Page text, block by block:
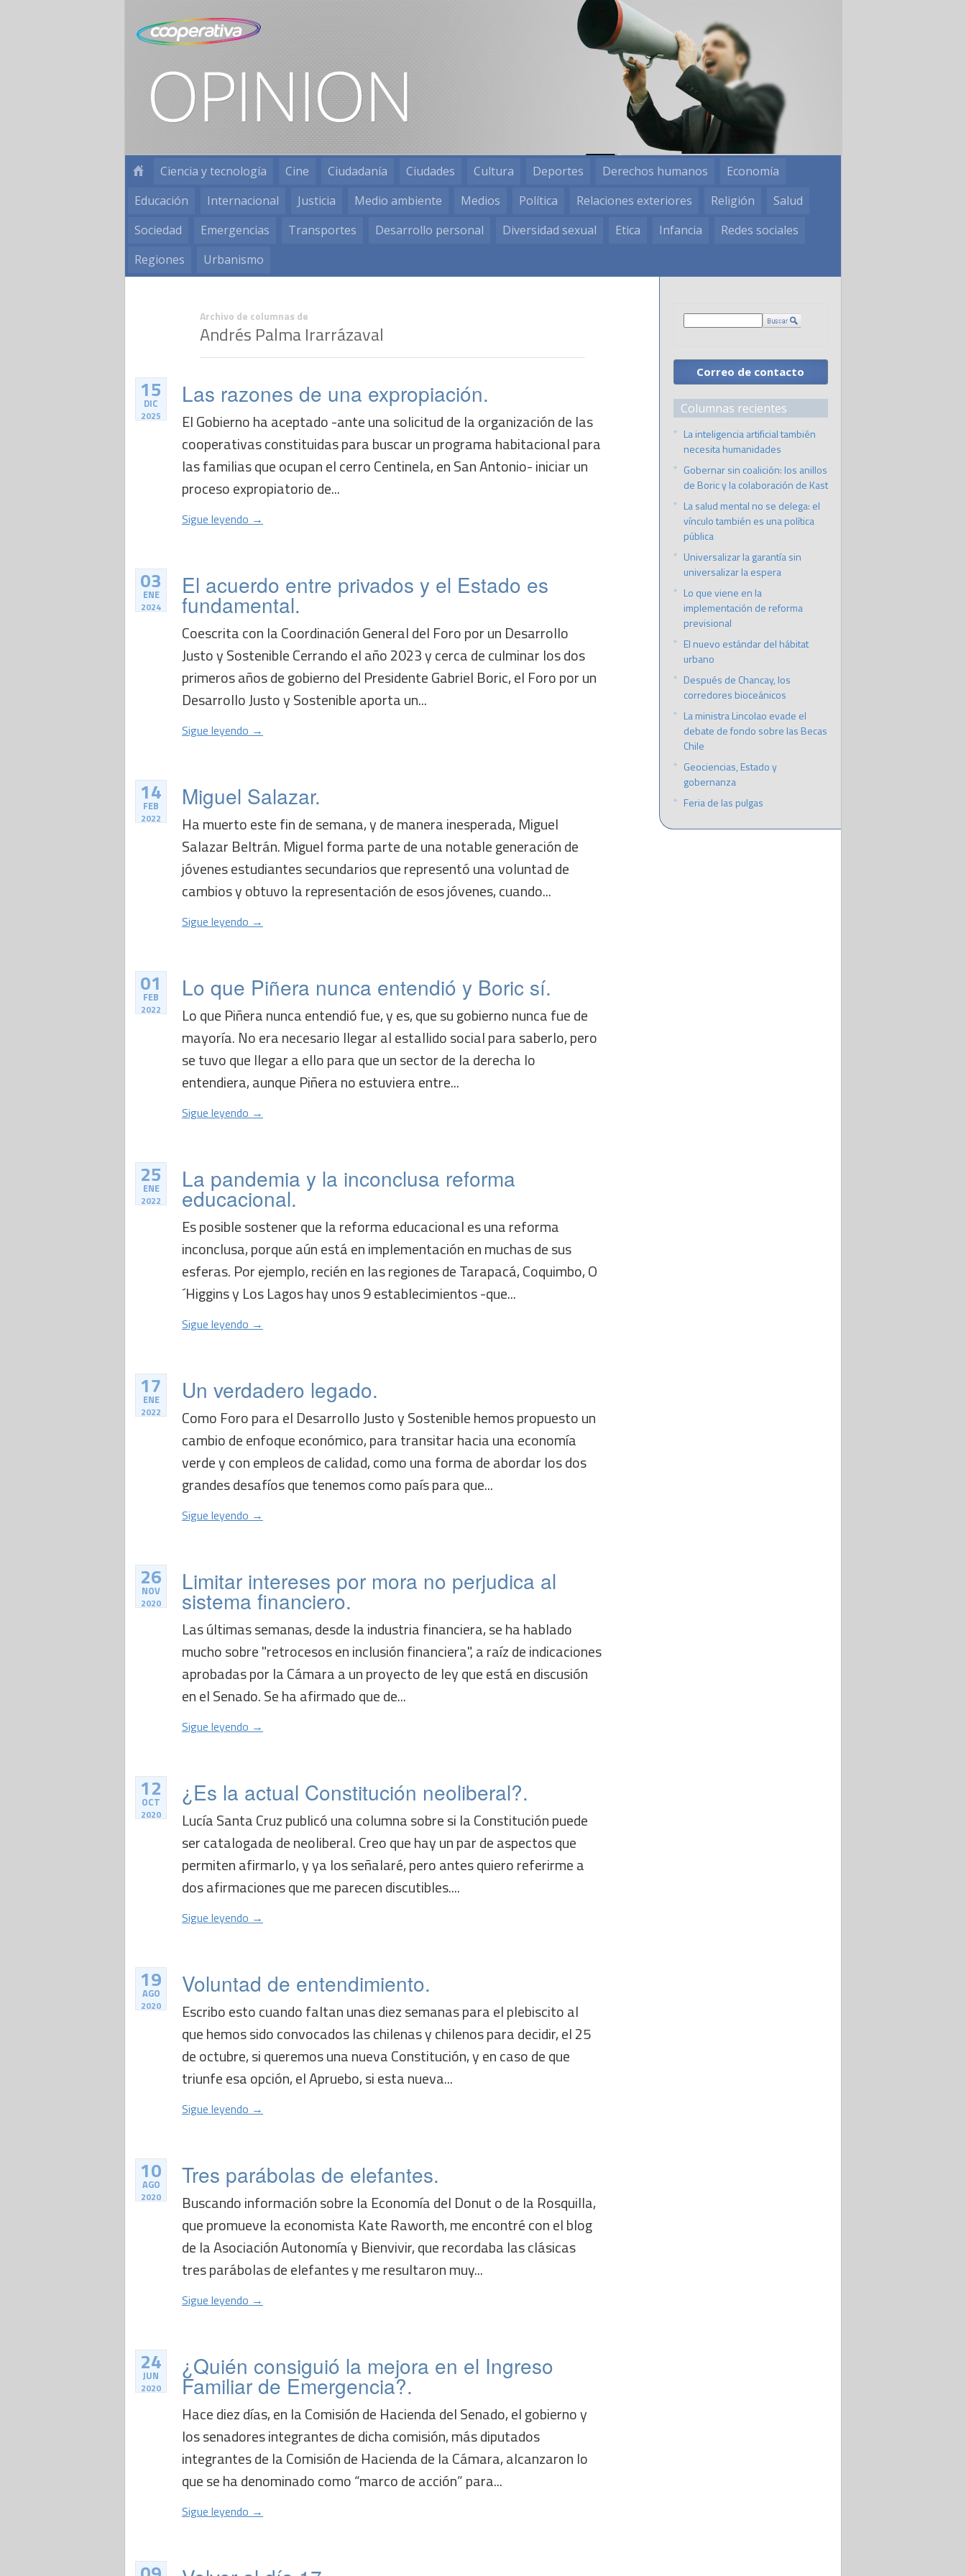
Ciencia y tecnología Cine Ciudadanía Ciudades Cultura Deportes Derechos humanos
Economía
Educación
Internacional Justicia Medio ambiente Medios Política Relaciones exteriores Religión
Salud
Sociedad
Emergencias Transportes Desarrollo personal Diversidad sexual Etica Infancia
Redes sociales
Regiones
Urbanismo
Archivo de columnas de
Andrés Palma Irarrázaval
15
DIC
2025
Las razones de una expropiación.
El Gobierno ha aceptado -ante una solicitud de la organización de las
cooperativas constituidas para buscar un programa habitacional para
las familias que ocupan el cerro Centinela, en San Antonio- iniciar un
proceso expropiatorio de...
Sigue leyendo →
03
ENE
2024
El acuerdo entre privados y el Estado es
fundamental.
Coescrita con la Coordinación General del Foro por un Desarrollo
Justo y Sostenible Cerrando el año 2023 y cerca de culminar los dos
primeros años de gobierno del Presidente Gabriel Boric, el Foro por un
Desarrollo Justo y Sostenible aporta un...
Sigue leyendo →
14
FEB
2022
Miguel Salazar.
Ha muerto este fin de semana, y de manera inesperada, Miguel
Salazar Beltrán. Miguel forma parte de una notable generación de
jóvenes estudiantes secundarios que representó una voluntad de
cambios y obtuvo la representación de esos jóvenes, cuando...
Sigue leyendo →
01
FEB
2022
Lo que Piñera nunca entendió y Boric sí.
Lo que Piñera nunca entendió fue, y es, que su gobierno nunca fue de
mayoría. No era necesario llegar al estallido social para saberlo, pero
se tuvo que llegar a ello para que un sector de la derecha lo
entendiera, aunque Piñera no estuviera entre...
Sigue leyendo →
25
ENE
2022
La pandemia y la inconclusa reforma
educacional.
Es posible sostener que la reforma educacional es una reforma
inconclusa, porque aún está en implementación en muchas de sus
esferas. Por ejemplo, recién en las regiones de Tarapacá, Coquimbo, O
´Higgins y Los Lagos hay unos 9 establecimientos -que...
Sigue leyendo →
17
ENE
2022
Un verdadero legado.
Como Foro para el Desarrollo Justo y Sostenible hemos propuesto un
cambio de enfoque económico, para transitar hacia una economía
verde y con empleos de calidad, como una forma de abordar los dos
grandes desafíos que tenemos como país para que...
Sigue leyendo →
26
NOV
2020
Limitar intereses por mora no perjudica al
sistema financiero.
Las últimas semanas, desde la industria financiera, se ha hablado
mucho sobre "retrocesos en inclusión financiera", a raíz de indicaciones
aprobadas por la Cámara a un proyecto de ley que está en discusión
en el Senado. Se ha afirmado que de...
Sigue leyendo →
12
OCT
2020
¿Es la actual Constitución neoliberal?.
Lucía Santa Cruz publicó una columna sobre si la Constitución puede
ser catalogada de neoliberal. Creo que hay un par de aspectos que
permiten afirmarlo, y ya los señalaré, pero antes quiero referirme a
dos afirmaciones que me parecen discutibles....
Sigue leyendo →
19
AGO
2020
Voluntad de entendimiento.
Escribo esto cuando faltan unas diez semanas para el plebiscito al
que hemos sido convocados las chilenas y chilenos para decidir, el 25
de octubre, si queremos una nueva Constitución, y en caso de que
triunfe esa opción, el Apruebo, si esta nueva...
Sigue leyendo →
10
AGO
2020
Tres parábolas de elefantes.
Buscando información sobre la Economía del Donut o de la Rosquilla,
que promueve la economista Kate Raworth, me encontré con el blog
de la Asociación Autonomía y Bienvivir, que recordaba las clásicas
tres parábolas de elefantes y me resultaron muy...
Sigue leyendo →
24
JUN
2020
¿Quién consiguió la mejora en el Ingreso
Familiar de Emergencia?.
Hace diez días, en la Comisión de Hacienda del Senado, el gobierno y
los senadores integrantes de dicha comisión, más diputados
integrantes de la Comisión de Hacienda de la Cámara, alcanzaron lo
que se ha denominado como “marco de acción” para...
Sigue leyendo →
Correo de contacto
Columnas recientes
La inteligencia artificial también
necesita humanidades
Gobernar sin coalición: los anillos
de Boric y la colaboración de Kast
La salud mental no se delega: el
vínculo también es una política
pública
Universalizar la garantía sin
universalizar la espera
Lo que viene en la
implementación de reforma
previsional
El nuevo estándar del hábitat
urbano
Después de Chancay, los
corredores bioceánicos
La ministra Lincolao evade el
debate de fondo sobre las Becas
Chile
Geociencias, Estado y
gobernanza
Feria de las pulgas